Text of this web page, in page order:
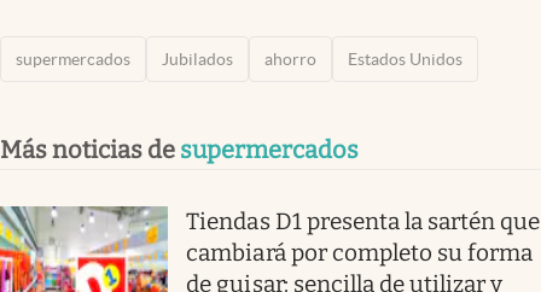
supermercados Jubilados ahorro Estados Unidos
Más noticias de supermercados
Tiendas D1 presenta la sartén que
cambiará por completo su forma
de guisar: sencilla de utilizar y